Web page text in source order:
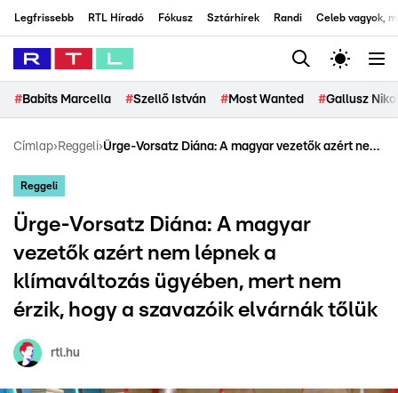
Legfrissebb RTL Híradó Fókusz Sztárhírek Randi Celeb vagyok,
#Babits Marcella #Szellő István #Most Wanted #Gallusz
Címlap› Reggeli› Ürge-Vorsatz Diána: A magyar vezetők azért nem lépnek a klímaváltozás ügyében, mert nem érzik, hogy a szavazóik elvárnák tőlük
Reggeli
Ürge-Vorsatz Diána: A magyar
vezetők azért nem lépnek a
klímaváltozás ügyében, mert nem
érzik, hogy a szavazóik elvárnák tőlük
rtl.hu